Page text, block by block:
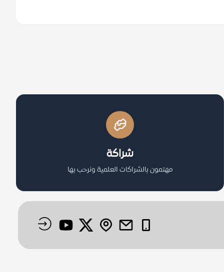
شراكة
مهتمون بالشراكات العلمية ونرحب بها